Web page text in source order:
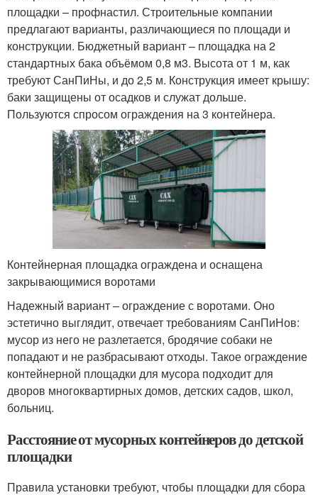
площадки – профнастил. Строительные компании
предлагают варианты, различающиеся по площади и
конструкции. Бюджетный вариант – площадка на 2
стандартных бака объёмом 0,8 м3. Высота от 1 м, как
требуют СанПиНы, и до 2,5 м. Конструкция имеет крышу:
баки защищены от осадков и служат дольше.
Пользуются спросом ограждения на 3 контейнера.
Контейнерная площадка ограждена и оснащена
закрывающимися воротами
Надежный вариант – ограждение с воротами. Оно
эстетично выглядит, отвечает требованиям СанПиНов:
мусор из него не разлетается, бродячие собаки не
попадают и не разбрасывают отходы. Такое ограждение
контейнерной площадки для мусора подходит для
дворов многоквартирных домов, детских садов, школ,
больниц.
Расстояние от мусорных контейнеров до детской
площадки
Правила установки требуют, чтобы площадки для сбора